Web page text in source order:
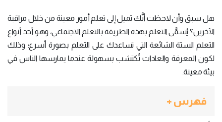
هل سبق وأن لاحظت أنَّك تميل إلى تعلم أمور معينة من خلال مراقبة
الآخرين؟ يُسمَّى التعلم بهذه الطريقة بالتعلم الاجتماعي، وهو أحد أنواع
التعلم الستة الشائعة التي تساعدك على التعلم بصورة أسرع؛ وذلك
لكون المعرفة والعادات تُكتسَب بسهولة عندما يمارسها الناس في
بيئة معينة.
فهرس +